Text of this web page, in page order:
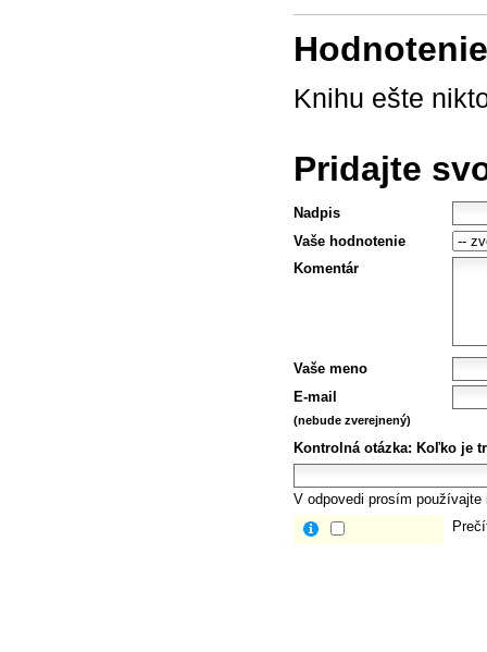
Knihu ešte
Pridajte
Nadpis
Vaše hodnotenie
Komentár
Vaše meno
E-mail
(nebude zverejnený)
Kontrolná otázka: Koľko je
V odpovedi prosím